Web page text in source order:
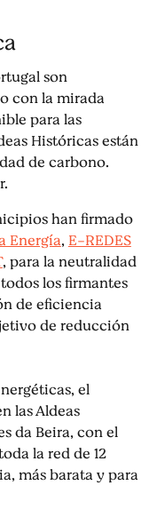
son
con la mirada
para las
Históricas están
de carbono.
han firmado
Energía,E-REDES
, para la neutralidad
los firmantes
de eficiencia
de reducción
el
las Aldeas
da Beira, con el
la red de 12
más barata y para